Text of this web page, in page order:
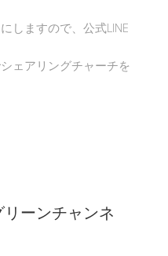
しますので、公式LINE
ェアリングチャーチを
ーンチャンネ